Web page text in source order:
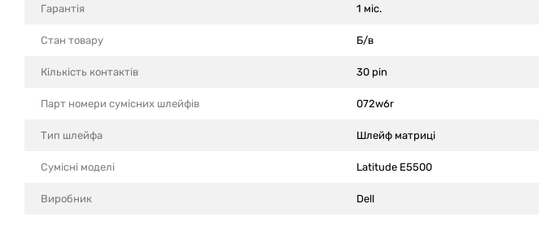
Гарантія 1 міс.
Стан товару Б/в
Кількість контактів 30 pin
Парт номери сумісних шлейфів 072w6r
Тип шлейфа Шлейф матриці
Сумісні моделi Latitude E5500
Виробник Dell